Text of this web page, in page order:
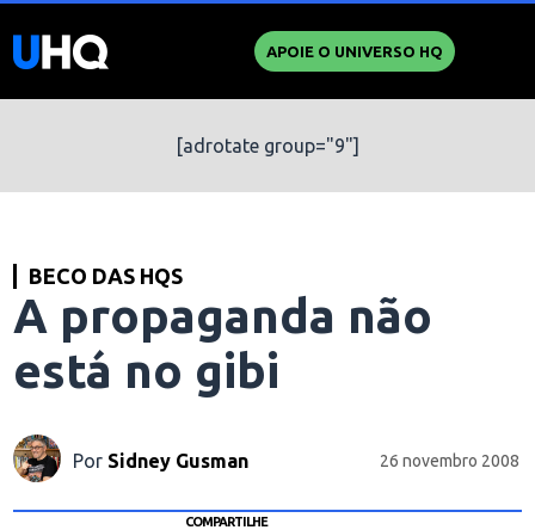
APOIE O UNIVERSO HQ
[adrotate group="9"]
BECO DAS HQS
A propaganda não
está no gibi
Por Sidney Gusman 26 novembro 2008
COMPARTILHE